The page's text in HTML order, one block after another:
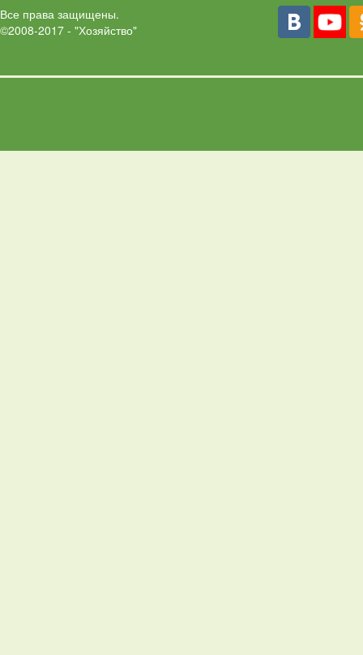
Все права защищены.
©2008-2017 - "Хозяйство"